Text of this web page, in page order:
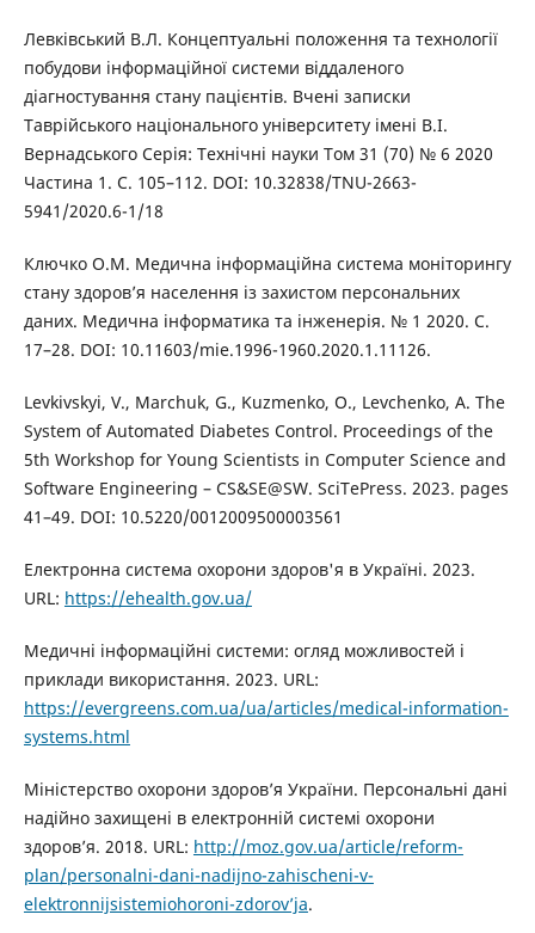
Левківський В.Л. Концептуальні положення та технології
побудови інформаційної системи віддаленого
діагностування стану пацієнтів. Вчені записки
Таврійського національного університету імені В.І.
Вернадського Серія: Технічні науки Том 31 (70) № 6 2020
Частина 1. С. 105–112. DOI: 10.32838/TNU-2663-
5941/2020.6-1/18
Ключко О.М. Медична інформаційна система моніторингу
стану здоров’я населення із захистом персональних
даних. Медична інформатика та інженерія. № 1 2020. С.
17–28. DOI: 10.11603/mie.1996-1960.2020.1.11126.
Levkivskyi, V., Marchuk, G., Kuzmenko, O., Levchenko, A. The
System of Automated Diabetes Control. Proceedings of the
5th Workshop for Young Scientists in Computer Science and
Software Engineering – CS&SE@SW. SciTePress. 2023. pages
41–49. DOI: 10.5220/0012009500003561
Електронна система охорони здоров'я в Україні. 2023.
URL: https://ehealth.gov.ua/
Медичні інформаційні системи: огляд можливостей і
приклади використання. 2023. URL:
https://evergreens.com.ua/ua/articles/medical-information-
systems.html
Міністерство охорони здоров’я України. Персональні дані
надійно захищені в електронній системі охорони
здоров’я. 2018. URL: http://moz.gov.ua/article/reform-
plan/personalni-dani-nadijno-zahischeni-v-
elektronnijsistemiohoroni-zdorov’ja.